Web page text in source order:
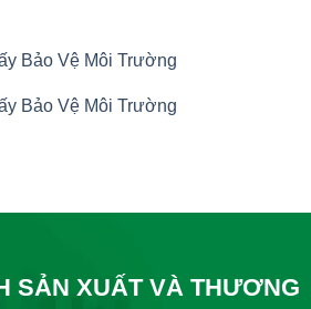
Bảo Vệ Môi Trường
Bảo Vệ Môi Trường
SẢN XUẤT VÀ THƯƠNG